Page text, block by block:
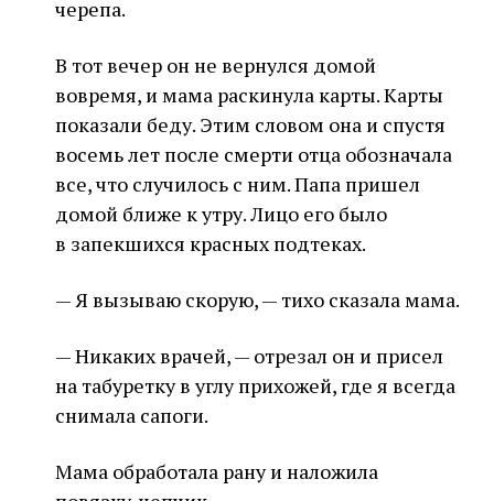
черепа.
В тот вечер он не вернулся домой
вовремя, и мама раскинула карты. Карты
показали беду. Этим словом она и спустя
восемь лет после смерти отца обозначала
все, что случилось с ним. Папа пришел
домой ближе к утру. Лицо его было
в запекшихся красных подтеках.
— Я вызываю скорую, — тихо сказала мама.
— Никаких врачей, — отрезал он и присел
на табуретку в углу прихожей, где я всегда
снимала сапоги.
Мама обработала рану и наложила